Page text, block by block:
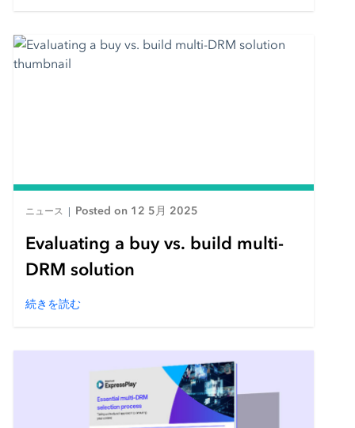
ニュース | Posted on 12 5月 2025
Evaluating a buy vs. build multi-
DRM solution
続きを読む